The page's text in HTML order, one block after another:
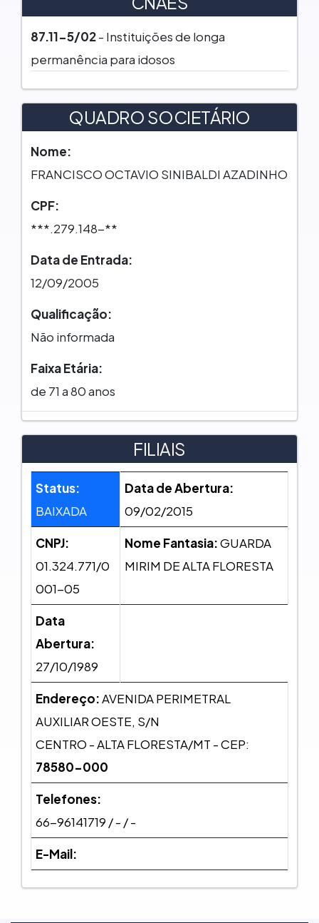
87.11-5/02- Instituições de longa
permanência para idosos
QUADRO SOCIETÁRIO
Nome:
FRANCISCO OCTAVIO SINIBALDI AZADINHO
CPF:
***.279.148-**
Data de Entrada:
12/09/2005
Qualificação:
Não informada
Faixa Etária:
de 71 a 80 anos
FILIAIS
Status:
BAIXADA
Data de Abertura:
09/02/2015
CNPJ:
01.324.771/0
001-05
Nome Fantasia:GUARDA
MIRIM DE ALTA FLORESTA
Data
Abertura:
27/10/1989
Endereço:AVENIDA PERIMETRAL
AUXILIAR OESTE, S/N
CENTRO - ALTA FLORESTA/MT - CEP:
78580-000
Telefones:
66-96141719 / - / -
E-Mail: